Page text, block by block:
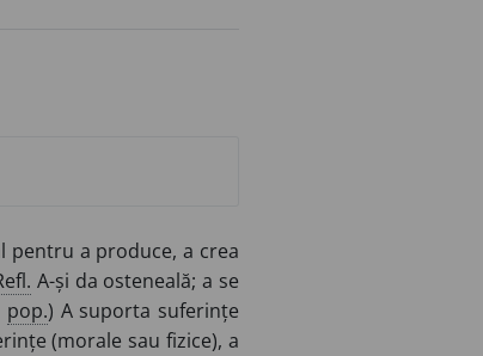
pentru a produce, a crea
A-și da osteneală; a se
pop.) A suporta suferințe
(morale sau fizice), a